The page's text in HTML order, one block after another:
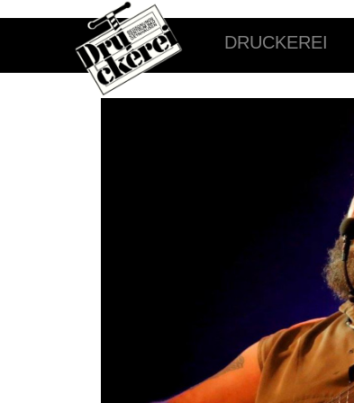
DRUCKEREI